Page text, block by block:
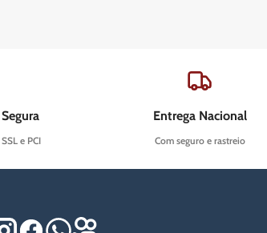
e PCI
Entrega Nacional
Com seguro e rastreio